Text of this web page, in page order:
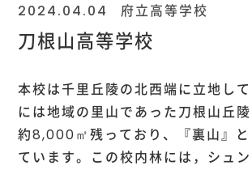
2024.04.04 府立高等学校
刀根山高等学校
本校は千里丘陵の北西端に立地し
には地域の里山であった刀根山丘
約8,000㎡残っており、『裏山』
ています。この校内林には，シュ